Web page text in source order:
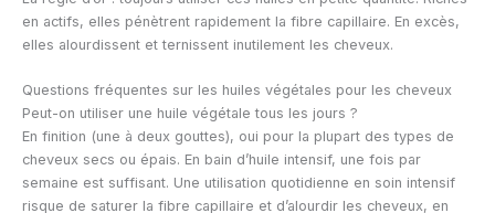
en actifs, elles pénètrent rapidement la fibre capillaire. En excès,
elles alourdissent et ternissent inutilement les cheveux.
Questions fréquentes sur les huiles végétales pour les cheveux
Peut-on utiliser une huile végétale tous les jours ?
En finition (une à deux gouttes), oui pour la plupart des types de
cheveux secs ou épais. En bain d’huile intensif, une fois par
semaine est suffisant. Une utilisation quotidienne en soin intensif
risque de saturer la fibre capillaire et d’alourdir les cheveux, en